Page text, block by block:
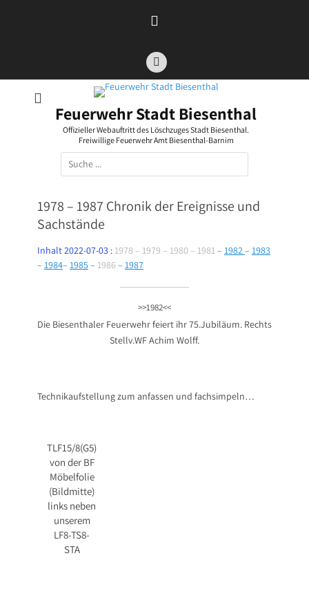
Facebook
Feuerwehr Stadt Biesenthal
Offizieller Webauftritt des Löschzuges Stadt Biesenthal.
Freiwillige Feuerwehr Amt Biesenthal-Barnim
Suchen
nach:
1978 – 1987 Chronik der Ereignisse und
Sachstände
Inhalt 2022-07-03 : 1978 – 1979 – 1980 – 1981– 1982– 1983
– 1984– 1985– 1986 – 1987
>>1982<<
Die Biesenthaler Feuerwehr feiert ihr 75.Jubiläum. Rechts
Stellv.WF Achim Wolff.
Technikaufstellung zum anfassen und fachsimpeln…
TLF15/8(G5)
von der BF
Möbelfolie
(Bildmitte)
links neben
unserem
LF8-TS8-
STA